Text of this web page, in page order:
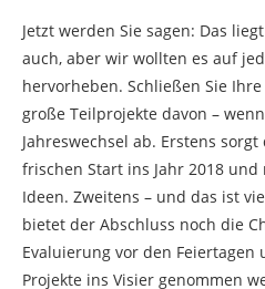
Jetzt werden Sie sagen: Das
auch, aber wir wollten es auf
hervorheben. Schließen Sie
große Teilprojekte davon –
Jahreswechsel ab. Erstens
frischen Start ins Jahr 2018
Ideen. Zweitens – und das ist
bietet der Abschluss noch die
Evaluierung vor den Feiertagen
Projekte ins Visier genommen